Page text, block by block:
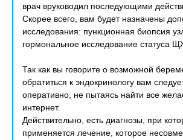
врач вруководил последующими
Скорее всего, вам будет назначены
исследования: пункционная биопсия
гормональное исследование статуса
Так как вы говорите о возможной
обратиться к эндокринологу вам
оперативно, не пытаясь найти все
интернет.
Действительно, есть диагнозы, при
применяется лечение, которое